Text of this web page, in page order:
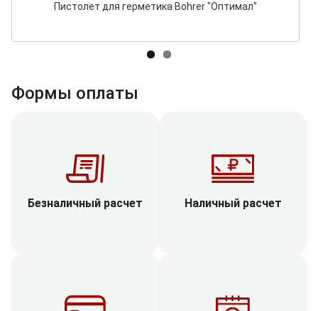
Пистолет для герметика Bohrer "Оптимал"
Формы оплаты
Безналичный расчет Наличный расчет